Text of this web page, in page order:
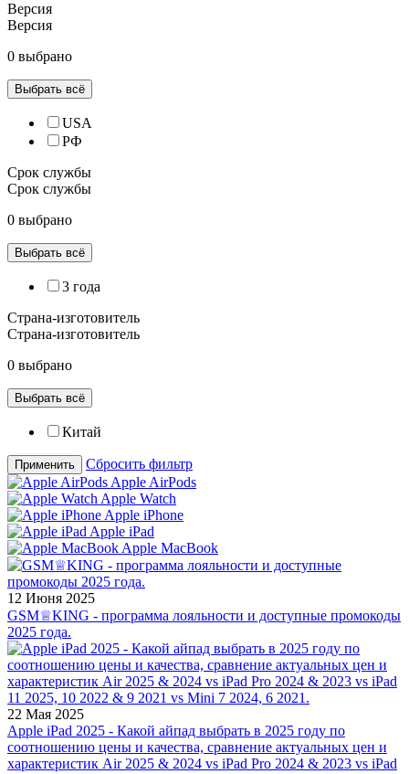
Версия
Версия
0 выбрано
Выбрать всё
USA
РФ
Срок службы
Срок службы
0 выбрано
Выбрать всё
3 года
Страна-изготовитель
Страна-изготовитель
0 выбрано
Выбрать всё
Китай
Применить
Сбросить фильтр
Apple AirPods
Apple Watch
Apple iPhone
Apple iPad
Apple MacBook
12 Июня 2025
GSM♕KING - программа лояльности и доступные промокоды
2025 года.
22 Мая 2025
Apple iPad 2025 - Какой айпад выбрать в 2025 году по
соотношению цены и качества, сравнение актуальных цен и
характеристик Air 2025 & 2024 vs iPad Pro 2024 & 2023 vs iPad